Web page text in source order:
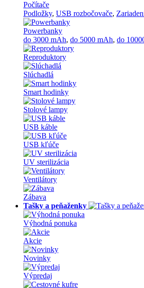
Počítače
Podložky, USB rozbočovače,
Powerbanky
do 3000 mAh, do 5000 mAh, do
Reproduktory
Slúchadlá
Smart hodinky
Stolové lampy
USB káble
USB kľúče
UV sterilizácia
Ventilátory
Zábava
Tašky a peňaženky
Výhodná ponuka
Akcie
Novinky
Výpredaj